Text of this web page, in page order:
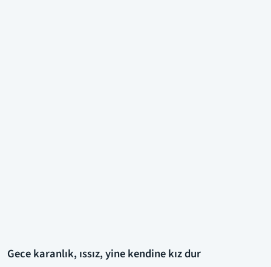
Gece karanlık, ıssız, yine kendine kız dur